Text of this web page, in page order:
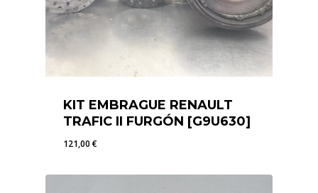
KIT EMBRAGUE RENAULT
TRAFIC II FURGÓN [G9U630]
121,00€